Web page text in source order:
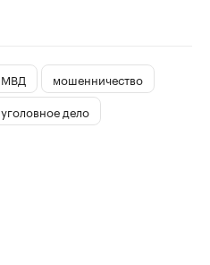
МВД
мошенничество
уголовное дело